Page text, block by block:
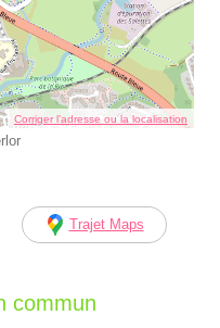
Corriger l’adresse ou la localisation
Trajet Maps
commun